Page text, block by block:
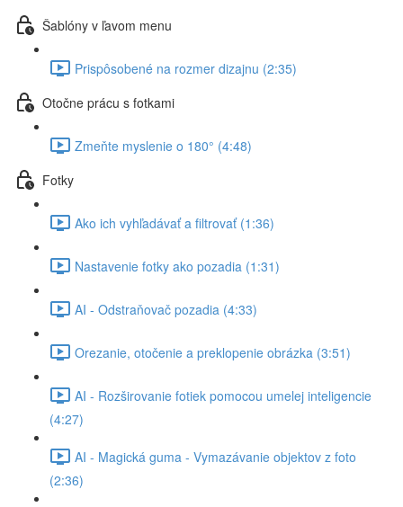
Šablóny v ľavom menu
Prispôsobené na rozmer dizajnu (2:35)
Otočne prácu s fotkami
Zmeňte myslenie o 180° (4:48)
Fotky
Ako ich vyhľadávať a filtrovať (1:36)
Nastavenie fotky ako pozadia (1:31)
AI - Odstraňovač pozadia (4:33)
Orezanie, otočenie a preklopenie obrázka (3:51)
AI - Rozširovanie fotiek pomocou umelej inteligencie
(4:27)
AI - Magická guma - Vymazávanie objektov z foto
(2:36)